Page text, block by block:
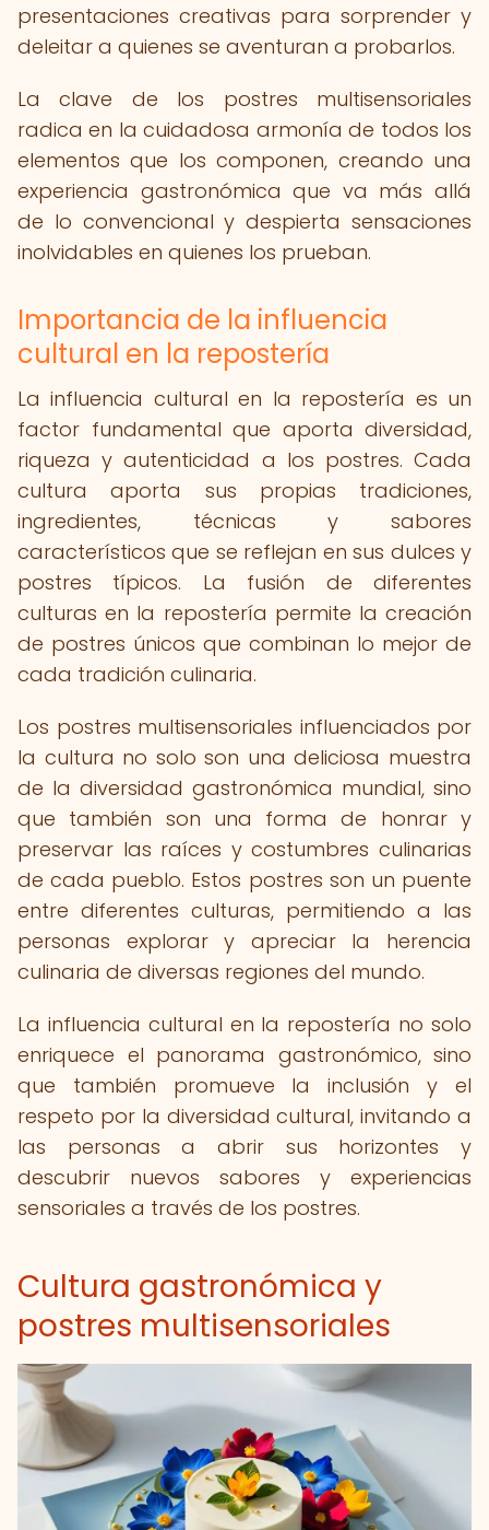
presentaciones creativas para sorprender y
deleitar a quienes se aventuran a probarlos.
La clave de los postres multisensoriales
radica en la cuidadosa armonía de todos los
elementos que los componen, creando una
experiencia gastronómica que va más allá
de lo convencional y despierta sensaciones
inolvidables en quienes los prueban.
Importancia de la influencia
cultural en la repostería
La influencia cultural en la repostería es un
factor fundamental que aporta diversidad,
riqueza y autenticidad a los postres. Cada
cultura aporta sus propias tradiciones,
ingredientes, técnicas y sabores
característicos que se reflejan en sus dulces y
postres típicos. La fusión de diferentes
culturas en la repostería permite la creación
de postres únicos que combinan lo mejor de
cada tradición culinaria.
Los postres multisensoriales influenciados por
la cultura no solo son una deliciosa muestra
de la diversidad gastronómica mundial, sino
que también son una forma de honrar y
preservar las raíces y costumbres culinarias
de cada pueblo. Estos postres son un puente
entre diferentes culturas, permitiendo a las
personas explorar y apreciar la herencia
culinaria de diversas regiones del mundo.
La influencia cultural en la repostería no solo
enriquece el panorama gastronómico, sino
que también promueve la inclusión y el
respeto por la diversidad cultural, invitando a
las personas a abrir sus horizontes y
descubrir nuevos sabores y experiencias
sensoriales a través de los postres.
Cultura gastronómica y
postres multisensoriales